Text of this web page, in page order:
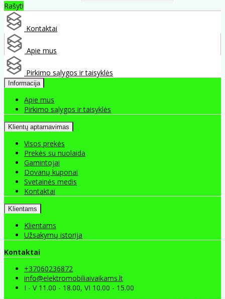
Rašyti
Kontaktai
Apie mus
Pirkimo sąlygos ir taisyklės
Informacija
Apie mus
Pirkimo sąlygos ir taisyklės
Klientų aptarnavimas
Visos prekės
Prekės su nuolaida
Gamintojai
Dovanų kuponai
Svetainės medis
Kontaktai
Klientams
Klientams
Užsakymų istorija
Kontaktai
+37060236872
info@elektromobiliaivaikams.lt
I - V 11.00 - 18.00, VI 10.00 - 15.00